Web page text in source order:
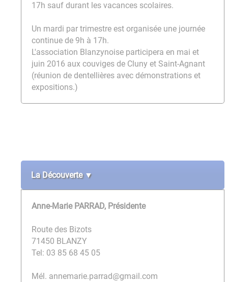
17h sauf durant les vacances scolaires.
Un mardi par trimestre est organisée une journée
continue de 9h à 17h.
L'association Blanzynoise participera en mai et
juin 2016 aux couviges de Cluny et Saint-Agnant
(réunion de dentellières avec démonstrations et
expositions.)
La Découverte ▼
Anne-Marie PARRAD, Présidente
Route des Bizots
71450 BLANZY
Tel: 03 85 68 45 05
Mél. annemarie.parrad@gmail.com